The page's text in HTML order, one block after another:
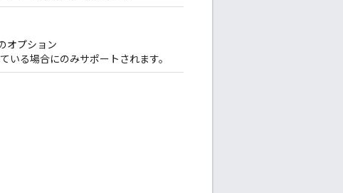
オプション
いる場合にのみサポートされます。